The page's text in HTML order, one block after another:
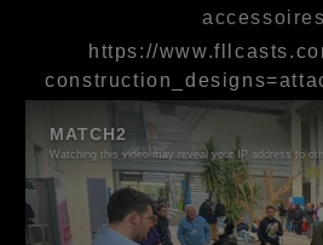
https://